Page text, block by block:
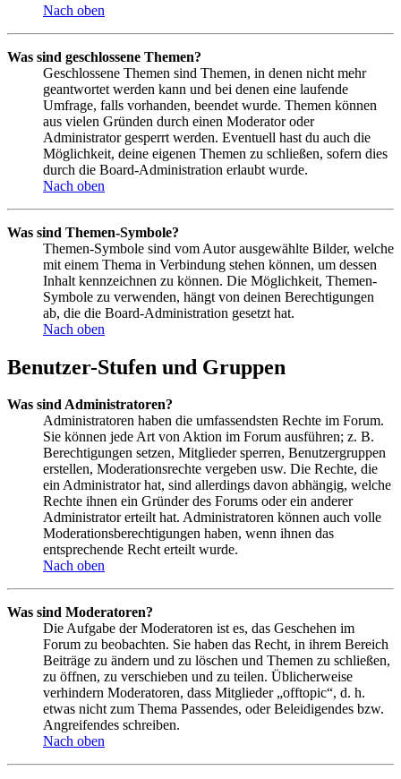
Nach oben
Was sind geschlossene Themen?
Geschlossene Themen sind Themen, in denen nicht mehr
geantwortet werden kann und bei denen eine laufende
Umfrage, falls vorhanden, beendet wurde. Themen können
aus vielen Gründen durch einen Moderator oder
Administrator gesperrt werden. Eventuell hast du auch die
Möglichkeit, deine eigenen Themen zu schließen, sofern dies
durch die Board-Administration erlaubt wurde.
Nach oben
Was sind Themen-Symbole?
Themen-Symbole sind vom Autor ausgewählte Bilder, welche
mit einem Thema in Verbindung stehen können, um dessen
Inhalt kennzeichnen zu können. Die Möglichkeit, Themen-
Symbole zu verwenden, hängt von deinen Berechtigungen
ab, die die Board-Administration gesetzt hat.
Nach oben
Benutzer-Stufen und Gruppen
Was sind Administratoren?
Administratoren haben die umfassendsten Rechte im Forum.
Sie können jede Art von Aktion im Forum ausführen; z. B.
Berechtigungen setzen, Mitglieder sperren, Benutzergruppen
erstellen, Moderationsrechte vergeben usw. Die Rechte, die
ein Administrator hat, sind allerdings davon abhängig, welche
Rechte ihnen ein Gründer des Forums oder ein anderer
Administrator erteilt hat. Administratoren können auch volle
Moderationsberechtigungen haben, wenn ihnen das
entsprechende Recht erteilt wurde.
Nach oben
Was sind Moderatoren?
Die Aufgabe der Moderatoren ist es, das Geschehen im
Forum zu beobachten. Sie haben das Recht, in ihrem Bereich
Beiträge zu ändern und zu löschen und Themen zu schließen,
zu öffnen, zu verschieben und zu teilen. Üblicherweise
verhindern Moderatoren, dass Mitglieder „offtopic“, d. h.
etwas nicht zum Thema Passendes, oder Beleidigendes bzw.
Angreifendes schreiben.
Nach oben